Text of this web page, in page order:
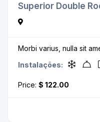
Superior Double
Morbi varius, nulla sit
Instalações:
Price: $ 122.00